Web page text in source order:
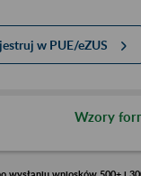
w PUE/eZUS
Wzory